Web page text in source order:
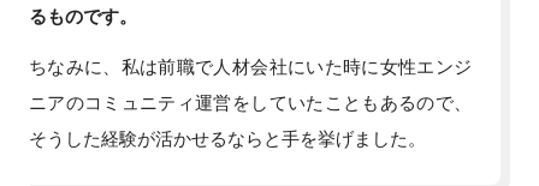
るものです。
ちなみに、私は前職で人材会社にいた時に女性エンジ
ニアのコミュニティ運営をしていたこともあるので、
そうした経験が活かせるならと手を挙げました。